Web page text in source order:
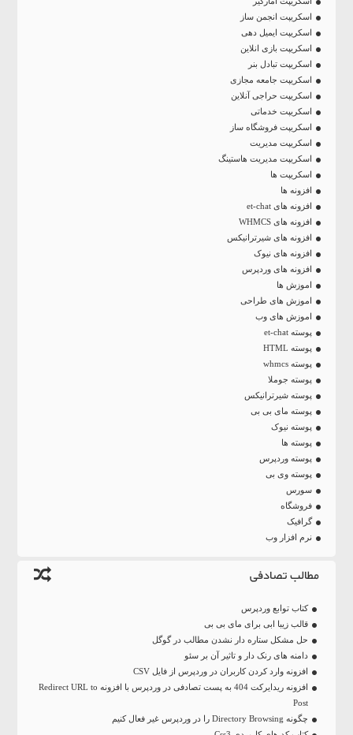
اسکریپت انجمن ساز
اسکریپت ایمیل دهی
اسکریپت بازی انلاین
اسکریپت تبادل بنر
اسکریپت جامعه مجازی
اسکریپت حراجی آنلاین
اسکریپت خدماتی
اسکریپت فروشگاه ساز
اسکریپت مدیریت
اسکریپت مدیریت هاستینگ
اسکریپت ها
افزونه ها
افزونه های et-chat
افزونه های WHMCS
افزونه های شیرترانیکس
افزونه های نیوک
افزونه های وردپرس
اموزش ها
اموزش های طراحی
اموزش های وب
پوسته et-chat
پوسته HTML
پوسته whmcs
پوسته جوملا
پوسته شیرترانیکس
پوسته مای بی بی
پوسته نیوک
پوسته ها
پوسته وردپرس
پوسته وی بی
سورس
فروشگاه
گرافیک
نرم افزار وب
مطالب تصادفی
کتاب توابع وردپرس
قالب زیبا ابی برای مای بی بی
حل مشکل ستاره دار نشدن مطالب در گوگل
دامنه های رنک دار و تاثیر آن بر سئو
افزونه وارد کردن کاربران در وردپرس از فایل CSV
افزونه ریدایرکت 404 به پست تصادفی در وردپرس با افزونه Redirect URL to
Post
چگونه Directory Browsing را در وردپرس غیر فعال کنیم